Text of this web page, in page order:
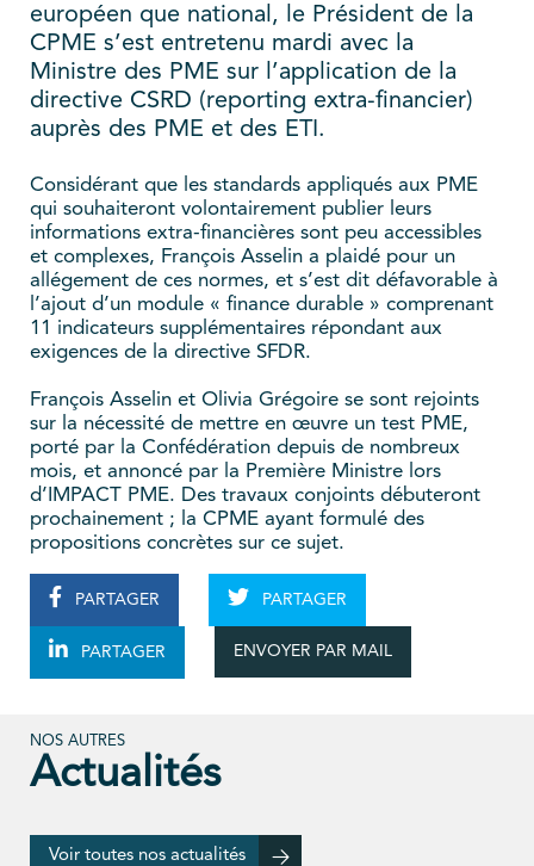
européen que national, le Président de la
CPME s’est entretenu mardi avec la
Ministre des PME sur l’application de la
directive CSRD (reporting extra-financier)
auprès des PME et des ETI.
Considérant que les standards appliqués aux PME
qui souhaiteront volontairement publier leurs
informations extra-financières sont peu accessibles
et complexes, François Asselin a plaidé pour un
allégement de ces normes, et s’est dit défavorable à
l’ajout d’un module « finance durable » comprenant
11 indicateurs supplémentaires répondant aux
exigences de la directive SFDR.
François Asselin et Olivia Grégoire se sont rejoints
sur la nécessité de mettre en œuvre un test PME,
porté par la Confédération depuis de nombreux
mois, et annoncé par la Première Ministre lors
d’IMPACT PME. Des travaux conjoints débuteront
prochainement ; la CPME ayant formulé des
propositions concrètes sur ce sujet.
PARTAGER PARTAGER
PARTAGER ENVOYER PAR MAIL
NOS AUTRES
Actualités
Voir toutes nos actualités